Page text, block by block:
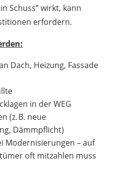
Schuss“ wirkt, kann
erfordern.
Dach, Heizung, Fassade
in der WEG
(z. B. neue
Dämmpflicht)
Modernisierungen – auf
oft mitzahlen muss